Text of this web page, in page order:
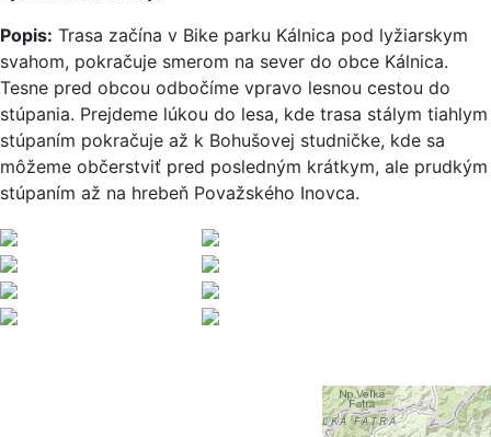
Popis: Trasa začína v Bike parku Kálnica pod lyžiarskym
svahom, pokračuje smerom na sever do obce Kálnica.
Tesne pred obcou odbočíme vpravo lesnou cestou do
stúpania. Prejdeme lúkou do lesa, kde trasa stálym tiahlym
stúpaním pokračuje až k Bohušovej studničke, kde sa
môžeme občerstviť pred posledným krátkym, ale prudkým
stúpaním až na hrebeň Považského Inovca.